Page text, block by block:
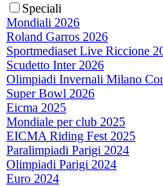
Speciali
Mondiali 2026
Roland Garros 2026
Sportmediaset Live Riccione
Scudetto Inter 2026
Olimpiadi Invernali Milano
Super Bowl 2026
Eicma 2025
Mondiale per club 2025
EICMA Riding Fest 2025
Paralimpiadi Parigi 2024
Olimpiadi Parigi 2024
Euro 2024